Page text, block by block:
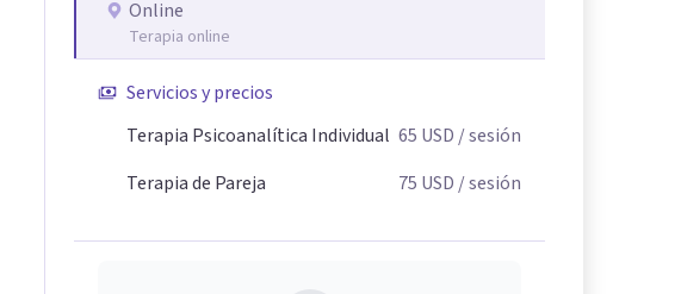
Online
Terapia online
Servicios y precios
Terapia Psicoanalítica Individual 65 USD / sesión
Terapia de Pareja
75 USD / sesión